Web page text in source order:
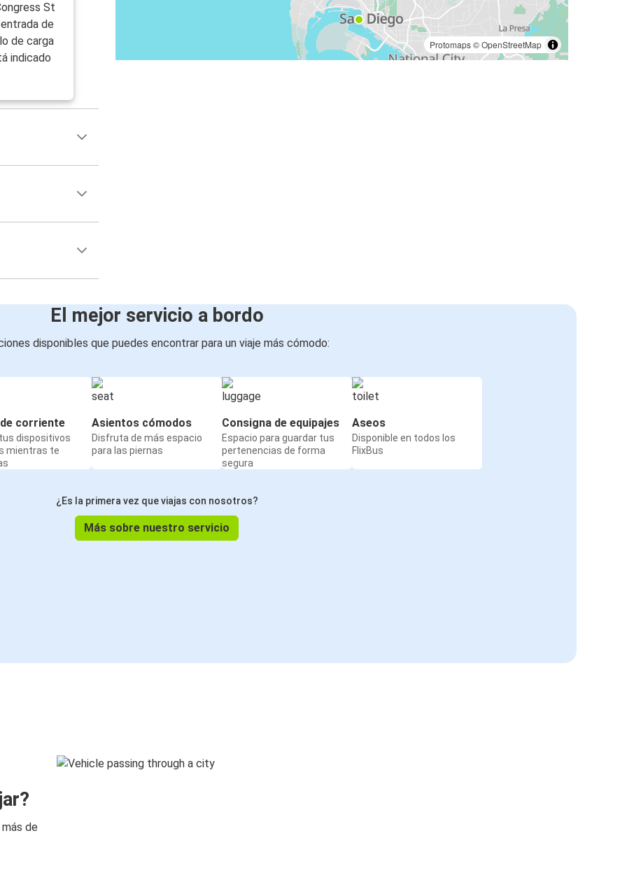
Protomaps©OpenStreetMap
St
de
de carga
indicado
El mejor servicio a bordo
disponibles que puedes encontrar para un viaje más cómodo:
corriente
dispositivos
mientras te
Asientos cómodos
Disfruta de más espacio
para las piernas
Consigna de equipajes
Espacio para guardar tus
pertenencias de forma
segura
Aseos
Disponible en todos los
FlixBus
¿Es la primera vez que viajas con nosotros?
Más sobre nuestro servicio
de